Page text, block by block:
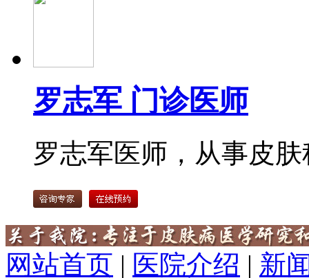
罗志军 门诊医师
罗志军医师，从事皮
网站首页 | 医院介绍 | 新